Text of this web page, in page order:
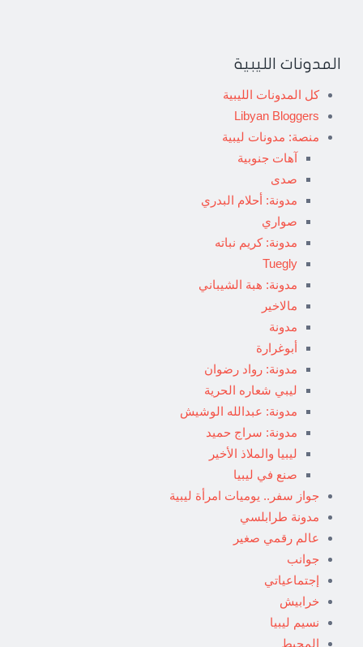
المدونات الليبية
كل المدونات الليبية
Libyan Bloggers
منصة: مدونات ليبية
آهات جنوبية
صدى
مدونة: أحلام البدري
صواري
مدونة: كريم نباته
Tuegly
مدونة: هبة الشيباني
مالاخير
مدونة
أبوغرارة
مدونة: رواد رضوان
ليبي شعاره الحرية
مدونة: عبدالله الوشيش
مدونة: سراج حميد
ليبيا والملاذ الأخير
صنع في ليبيا
جواز سفر.. يوميات امرأة ليبية
مدونة طرابلسي
عالم رقمي صغير
جوانب
إجتماعياتي
خرابيش
نسيم ليبيا
المحيط